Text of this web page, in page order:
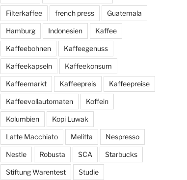
Filterkaffee french press Guatemala
Hamburg Indonesien Kaffee
Kaffeebohnen Kaffeegenuss
Kaffeekapseln Kaffeekonsum
Kaffeemarkt Kaffeepreis Kaffeepreise
Kaffeevollautomaten Koffein
Kolumbien Kopi Luwak
Latte Macchiato Melitta Nespresso
Nestle Robusta SCA Starbucks
Stiftung Warentest Studie